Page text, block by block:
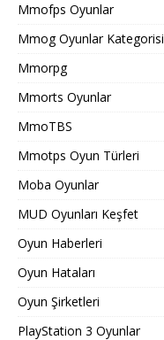
Mmofps Oyunlar
Mmog Oyunlar Kategorisi
Mmorpg
Mmorts Oyunlar
MmoTBS
Mmotps Oyun Türleri
Moba Oyunlar
MUD Oyunları Keşfet
Oyun Haberleri
Oyun Hataları
Oyun Şirketleri
PlayStation 3 Oyunlar